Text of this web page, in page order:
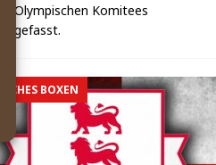
Olym­pi­schen Komi­tees
BOXEN